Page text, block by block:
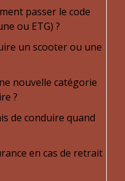
passer le code
ou ETG) ?
un scooter ou une
nouvelle catégorie
?
de conduire quand
en cas de retrait